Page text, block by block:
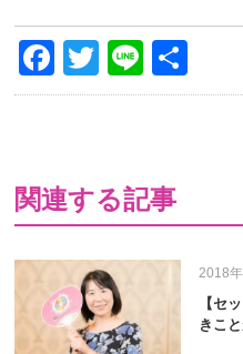
Facebook
Twitter
Line
有
関連する記事
2018
【セ
きこ